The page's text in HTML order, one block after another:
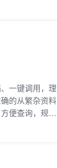
一键调用，理
的从繁杂资料
便查询，规范